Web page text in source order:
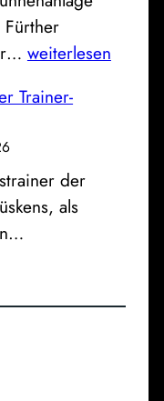
Fürther
D
s
l
d
S
weiterlesen
Trainer-
der
als
F